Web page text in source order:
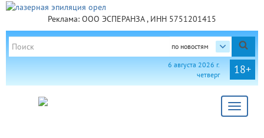
Реклама: ООО ЭСПЕРАНЗА , ИНН 5751201415
по новостям
18+
6 августа 2026 г.
четверг
Toggle